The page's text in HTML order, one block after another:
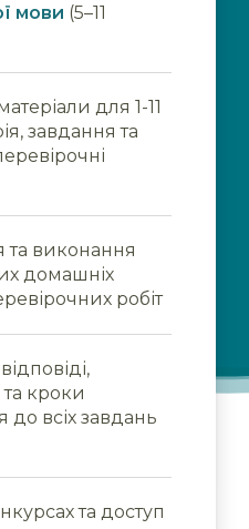
мови (5–11
для 1-11
завдання та
виконання
домашніх
робіт
кроки
до всіх завдань
та доступ